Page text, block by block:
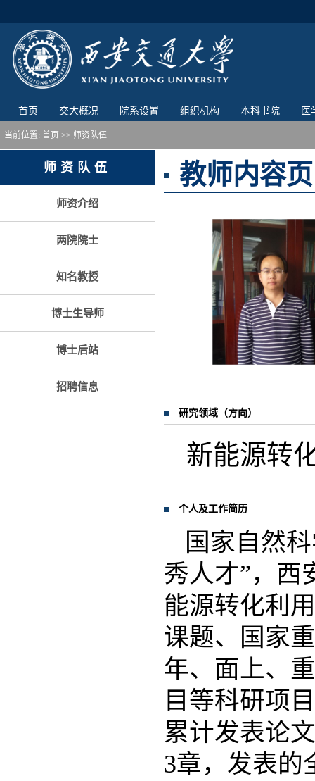
首页 交大概况 院系设置 组织机构 本科书院 医
当前位置: 首页 >> 师资队伍
师资队伍
师资介绍
两院院士
知名教授
博士生导师
博士后站
招聘信息
教师内容页
研究领域（方向）
新能源转
个人及工作简历
国家自然
秀人才”，西
能源转化利
课题、国家
年、面上、
目等科研项
累计发表论
3章，发表的